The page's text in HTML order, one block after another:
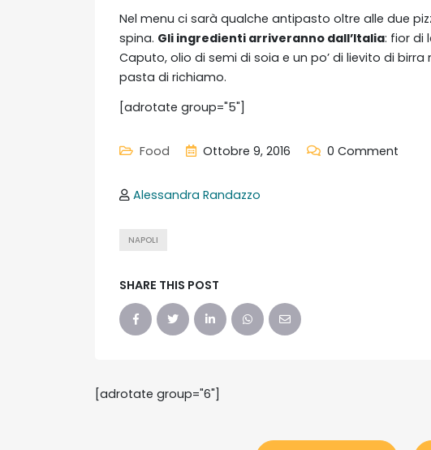
Nel menu ci sarà qualche antipasto oltre alle due
spina. Gli ingredienti arriveranno dall’Italia: fior di
Caputo, olio di semi di soia e un po’ di lievito di
pasta di richiamo.
[adrotate group="5"]
Food Ottobre 9, 2016 0 Comment
Alessandra Randazzo
NAPOLI
SHARE THIS POST
[adrotate group="6"]